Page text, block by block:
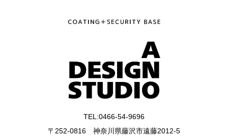
TEL:0466-54-9696
〒252-0816 神奈川県藤沢市遠藤2012-5